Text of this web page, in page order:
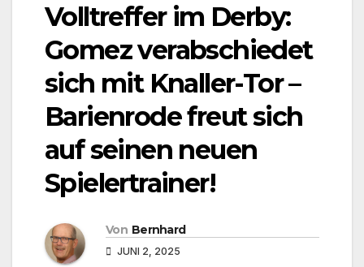
Volltreffer im Derby:
Gomez verabschiedet
sich mit Knaller-Tor –
Barienrode freut sich
auf seinen neuen
Spielertrainer!
Von Bernhard
JUNI 2, 2025